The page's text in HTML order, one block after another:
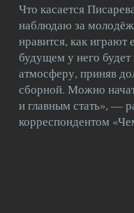
Что касается
наблюдаю за
нравится, как играют
будущем у него
атмосферу, приняв
сборной. Можно
и главным стать», —
корреспондентом